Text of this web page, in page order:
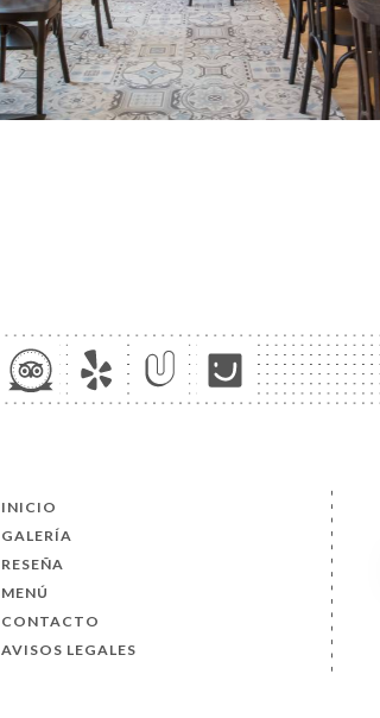
INICIO
GALERÍA
RESEÑA
MENÚ
CONTACTO
AVISOS LEGALES